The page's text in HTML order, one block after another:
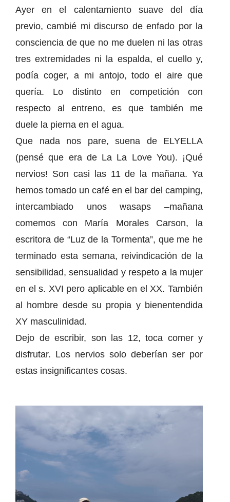
Ayer en el calentamiento suave del día
previo, cambié mi discurso de enfado por la
consciencia de que no me duelen ni las otras
tres extremidades ni la espalda, el cuello y,
podía coger, a mi antojo, todo el aire que
quería. Lo distinto en competición con
respecto al entreno, es que también me
duele la pierna en el agua.
Que nada nos pare, suena de ELYELLA
(pensé que era de La La Love You). ¡Qué
nervios! Son casi las 11 de la mañana. Ya
hemos tomado un café en el bar del camping,
intercambiado unos wasaps –mañana
comemos con María Morales Carson, la
escritora de “Luz de la Tormenta”, que me he
terminado esta semana, reivindicación de la
sensibilidad, sensualidad y respeto a la mujer
en el s. XVI pero aplicable en el XX. También
al hombre desde su propia y bienentendida
XY masculinidad.
Dejo de escribir, son las 12, toca comer y
disfrutar. Los nervios solo deberían ser por
estas insignificantes cosas.